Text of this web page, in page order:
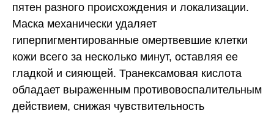
пятен разного происхождения и локализации.
Маска механически удаляет
гиперпигментированные омертвевшие клетки
кожи всего за несколько минут, оставляя ее
гладкой и сияющей. Транексамовая кислота
обладает выраженным противовоспалительным
действием, снижая чувствительность